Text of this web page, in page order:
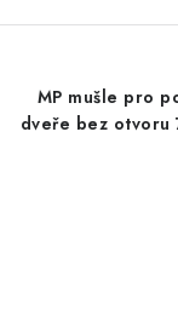
MP mušle pro
dveře bez otvoru 7504 HR